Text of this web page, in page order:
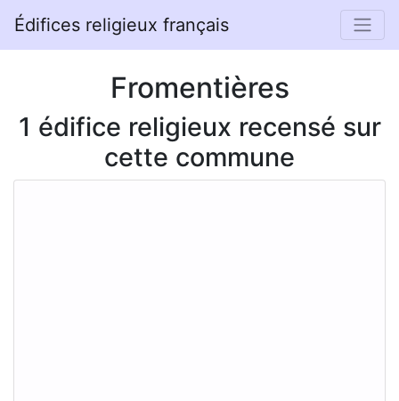
Édifices religieux français
Fromentières
1 édifice religieux recensé sur
cette commune